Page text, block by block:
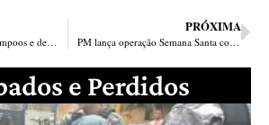
Ladrão furta entre 40 shampoos e desodorantes e é preso na zona Norte
PRÓXIMA
PM lança operação Semana Santa com foco na capital e interior do Piauí
e Perdidos